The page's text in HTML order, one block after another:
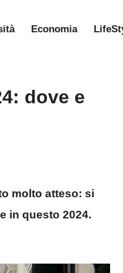
Economia
dove e
molto atteso: si
in questo 2024.